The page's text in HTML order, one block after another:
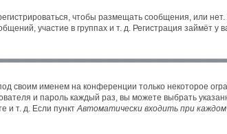
чтобы размещать сообщения, или
участие в группах и т. д. Регистрация займёт у
своим именем на конференции только некоторое
и пароль каждый раз, вы можете выбрать
и т. д. Если пунктАвтоматически входить при